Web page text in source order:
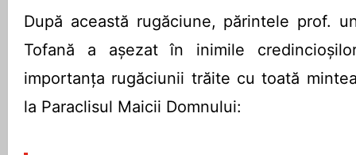
După această rugăciune, părintele prof.
Tofană a așezat în inimile
importanța rugăciunii trăite cu toată
la Paraclisul Maicii Domnului: